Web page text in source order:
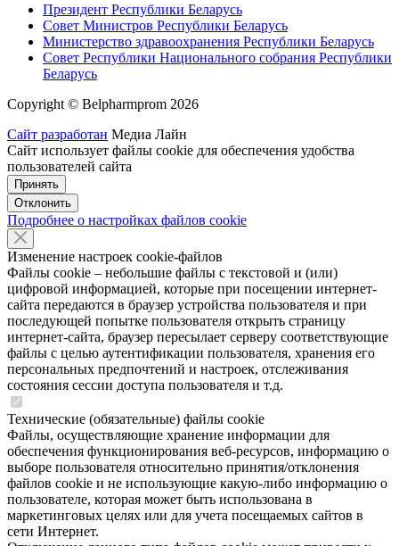
Президент Республики Беларусь
Совет Министров Республики Беларусь
Министерство здравоохранения Республики Беларусь
Совет Республики Национального собрания Республики
Беларусь
Copyright © Belpharmprom 2026
Сайт разработан Медиа Лайн
Сайт использует файлы cookie для обеспечения удобства
пользователей сайта
Принять
Отклонить
Подробнее о настройках файлов cookie
Изменение настроек cookie-файлов
Файлы cookie – небольшие файлы с текстовой и (или)
цифровой информацией, которые при посещении интернет-
сайта передаются в браузер устройства пользователя и при
последующей попытке пользователя открыть страницу
интернет-сайта, браузер пересылает серверу соответствующие
файлы с целью аутентификации пользователя, хранения его
персональных предпочтений и настроек, отслеживания
состояния сессии доступа пользователя и т.д.
Технические (обязательные) файлы cookie
Файлы, осуществляющие хранение информации для
обеспечения функционирования веб-ресурсов, информацию о
выборе пользователя относительно принятия/отклонения
файлов cookie и не использующие какую-либо информацию о
пользователе, которая может быть использована в
маркетинговых целях или для учета посещаемых сайтов в
сети Интернет.